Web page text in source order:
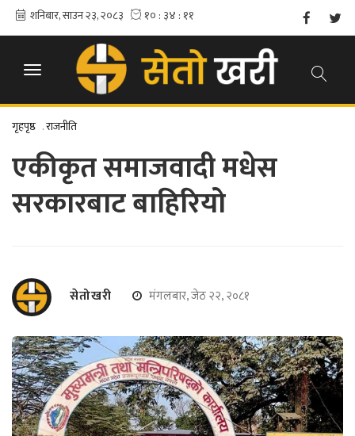
गृहपृष्ठ .राजनीति
एकीकृत समाजवादी मधेस
सरकारबाट बाहिरियो
सेतोखरी मंगलबार, जेठ २२, २०८१